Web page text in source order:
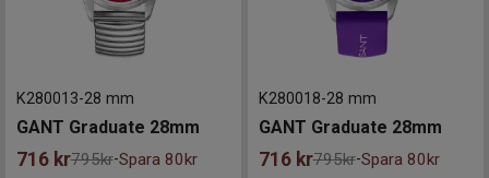
K280013-28 mm
GANT Graduate 28mm
716 kr795kr-Spara 80kr
K280018-28 mm
GANT Graduate 28mm
716 kr795kr-Spara 80kr